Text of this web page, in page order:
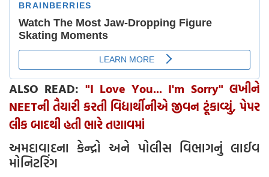
ALSO READ: "I Love You... I'm Sorry" લખીને
NEETની તૈયારી કરતી વિદ્યાર્થીનીએ જીવન ટૂંકાવ્યું, પેપર
લીક બાદથી હતી ભારે તણાવમાં
અમદાવાદના કેન્દ્રો અને પોલીસ વિભાગનું લાઈવ
મોનિટરિંગ